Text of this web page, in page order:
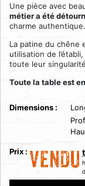
Une pièce avec
métier a été
charme authentique.
La patine du chêne
utilisation de
toute leur
Toute la table est
Dimensions :
Prix : VENDU